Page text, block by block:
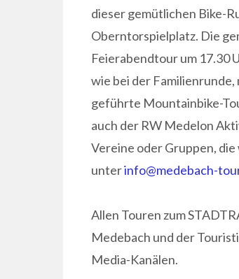
dieser gemütlichen Bike-
Oberntorspielplatz. Die
Feierabendtour um 17.30
wie bei der Familienrunde,
geführte Mountainbike-
auch der RW Medelon
Vereine oder Gruppen,
unterinfo@medebach-
Allen Touren zum
Medebach und der
Media-Kanälen.